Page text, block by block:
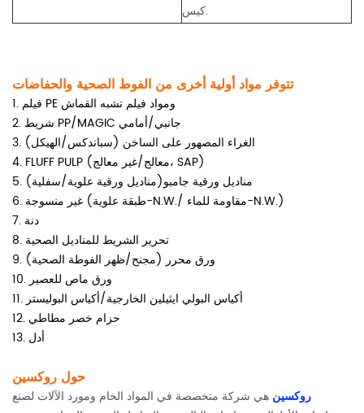
كيس.
تتوفر مواد أولية أخرى من الفوط الصحية والحفاضات
1. فيلم PE ومواد فيلم تشبه القماش
2. شريط PP/MAGIC جانبي/أمامي
3. الغراء المصهور على الساخن (سباندكس/الهيكل)
4. FLUFF PULP (معالج/غير معالج، SAP)
5. مناديل ورقية جامبو(مناديل ورقية علوية/سفلية)
6. غير منسوجة (طبقة علوية-N.W./ مقاومة للماء-N.W.)
7. دنة
8. تحرير الشريط للمناديل الصحية
9. ورق محرر (مجنح/ظهر الفوطة الصحية)
10. ورق ماص للعصير
11. أكياس البولي ايثيلين الخارجية/أكياس البوليستر
12. حزام خصر مطاطي
13. أدل
حول روكسين
روكسين هي شركة متخصصة في المواد الخام ومورد الآلات لصنع